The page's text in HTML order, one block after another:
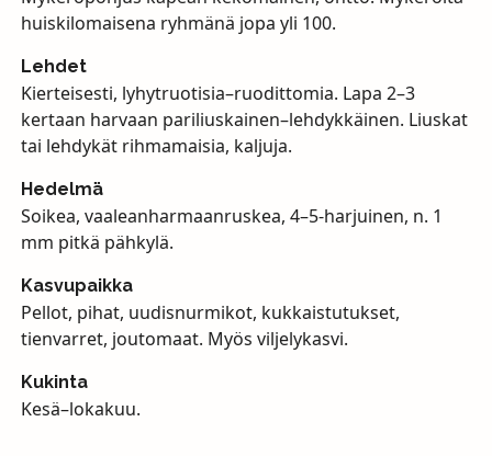
huiskilomaisena ryhmänä jopa yli 100.
Lehdet
Kierteisesti, lyhytruotisia–ruodittomia. Lapa 2–3
kertaan harvaan pariliuskainen–lehdykkäinen. Liuskat
tai lehdykät rihmamaisia, kaljuja.
Hedelmä
Soikea, vaaleanharmaanruskea, 4–5-harjuinen, n. 1
mm pitkä pähkylä.
Kasvupaikka
Pellot, pihat, uudisnurmikot, kukkaistutukset,
tienvarret, joutomaat. Myös viljelykasvi.
Kukinta
Kesä–lokakuu.